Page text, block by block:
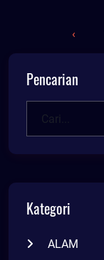
‹
Pencarian
Kategori
ALAM